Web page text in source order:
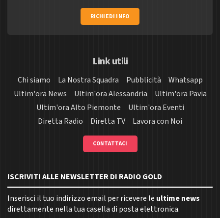
RICHIEDI INFO
Link utili
Chi siamo La Nostra Squadra Pubblicità
Whatsapp
Ultim'ora News
Ultim'ora Alessandria
Ultim'ora Pavia
Ultim'ora Alto Piemonte
Ultim'ora Eventi
Diretta Radio
Diretta TV Lavora con Noi
CONTATTACI
ISCRIVITI ALLE NEWSLETTER DI RADIO GOLD
Inserisci il tuo indirizzo email per ricevere le ultime news
direttamente nella tua casella di posta elettronica.